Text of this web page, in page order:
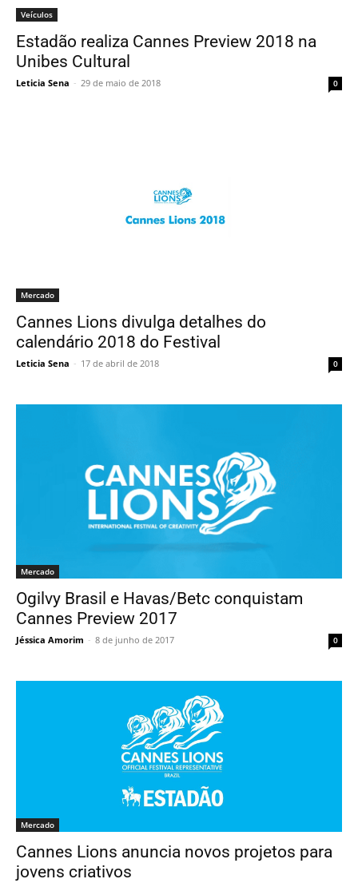
Veículos
Estadão realiza Cannes Preview 2018 na
Unibes Cultural
Leticia Sena - 29 de maio de 2018 0
Mercado
Cannes Lions divulga detalhes do
calendário 2018 do Festival
Leticia Sena - 17 de abril de 2018 0
Mercado
Ogilvy Brasil e Havas/Betc conquistam
Cannes Preview 2017
Jéssica Amorim - 8 de junho de 2017 0
Mercado
Cannes Lions anuncia novos projetos para
jovens criativos